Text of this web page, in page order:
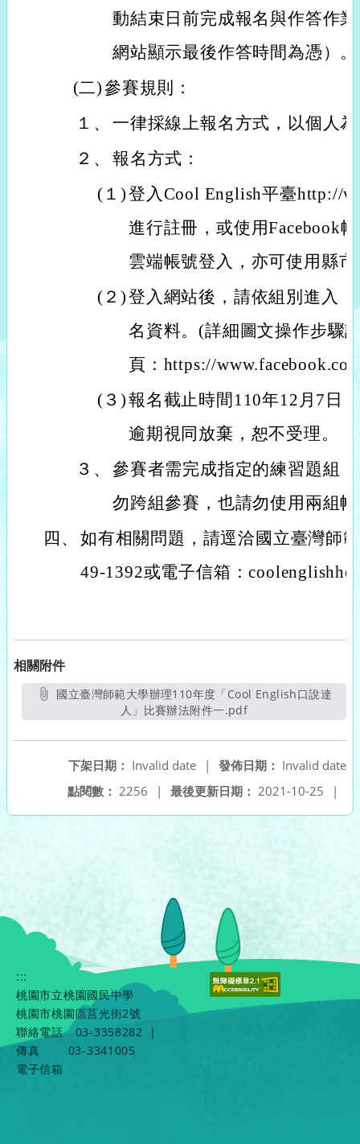
動結束日前完成報名與作答作
網站顯示最後作答時間為憑）。
(二)參賽規則：
１、
一律採線上報名方式，以個人
２、 報名方式：
(１)登入Cool English平臺http://
進行註冊，或使用Facebook
雲端帳號登入，亦可使用縣
(２)登入網站後，請依組別進入
名資料。(詳細圖文操作步驟
頁：https://
(３)報名截止時間110年12月7日
逾期視同放棄，恕不受理。
３、 參賽者需完成指定的練習題組
勿跨組參賽，也請勿使用兩組
四、 如有相關問題，請逕洽國立臺灣師
49-1392或電子信箱：
相關附件
人」比賽辦法附件一.pdf另開新視窗
發佈日期： Invalid date
下架日期： Invalid date
|
最後更新日期： 2021-10-25 |
點閱數： 2256 |
:::
桃園市立桃園國民中學
桃園市桃園區莒光街2號
聯絡電話
03-3358282
|
傳真
03-3341005
電子信箱